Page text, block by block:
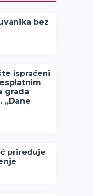
bez
ispraćeni
grada
„Dane
priređuje